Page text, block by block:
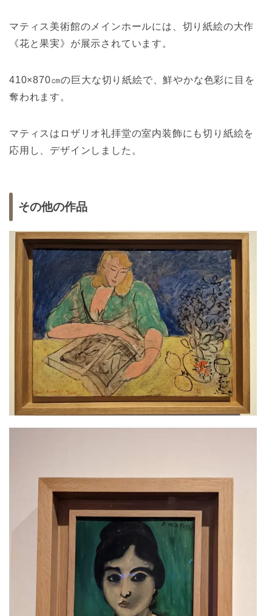
マティス美術館のメインホールには、切り紙絵の大作
《花と果実》が展示されています。
410×870㎝の巨大な切り紙絵で、鮮やかな色彩に目を
奪われます。
マティスはロザリオ礼拝堂の室内装飾にも切り紙絵を
応用し、デザインしました。
その他の作品